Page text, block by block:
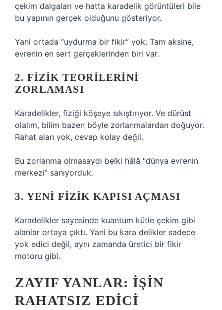
çekim dalgaları ve hatta karadelik görüntüleri bile
bu yapının gerçek olduğunu gösteriyor.
Yani ortada “uydurma bir fikir” yok. Tam aksine,
evrenin en sert gerçeklerinden biri var.
2. FIZIK TEORILERINI
ZORLAMASI
Karadelikler, fiziği köşeye sıkıştırıyor. Ve dürüst
olalım, bilim bazen böyle zorlanmalardan doğuyor.
Rahat alan yok, cevap kolay değil.
Bu zorlanma olmasaydı belki hâlâ “dünya evrenin
merkezi” sanıyorduk.
3. YENI FIZIK KAPISI AÇMASI
Karadelikler sayesinde kuantum kütle çekim gibi
alanlar ortaya çıktı. Yani bu kara delikler sadece
yok edici değil, aynı zamanda üretici bir fikir
motoru gibi.
ZAYIF YANLAR: İŞIN
RAHATSIZ EDICI